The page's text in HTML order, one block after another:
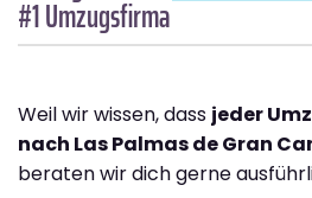
#1 Umzugsfirma
Weil wir wissen, dass jeder
nach Las Palmas de Gran
beraten wir dich gerne